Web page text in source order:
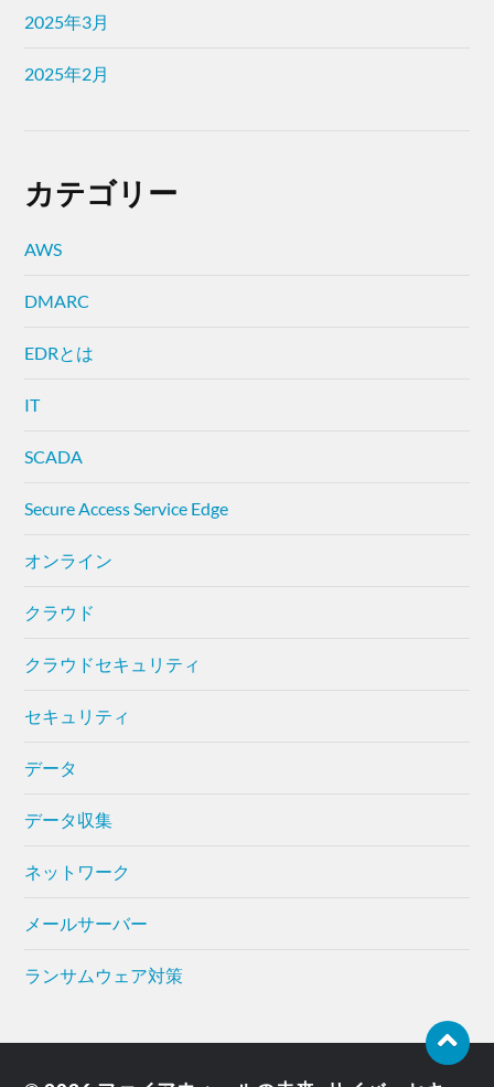
2025年3月
2025年2月
カテゴリー
AWS
DMARC
EDRとは
IT
SCADA
Secure Access Service Edge
オンライン
クラウド
クラウドセキュリティ
セキュリティ
データ
データ収集
ネットワーク
メールサーバー
ランサムウェア対策